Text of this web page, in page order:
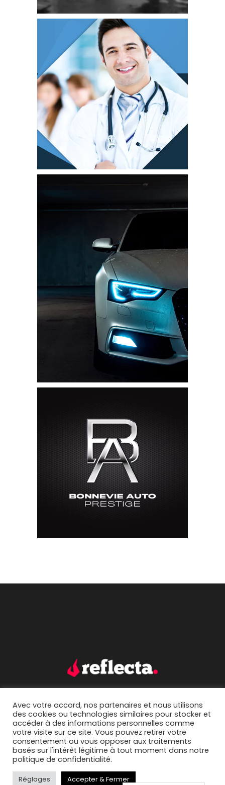
accueil. portfolio.
mentions légales. contact.
Avec votre accord, nos partenaires et nous utilisons
des cookies ou technologies similaires pour stocker et
accéder à des informations personnelles comme
votre visite sur ce site. Vous pouvez retirer votre
consentement ou vous opposer aux traitements
basés sur l'intérêt légitime à tout moment dans notre
politique de confidentialité.
Réglages Accepter & Fermer